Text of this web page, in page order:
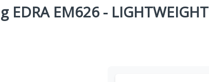
EDRA EM626 - LIGHTWEIGHT